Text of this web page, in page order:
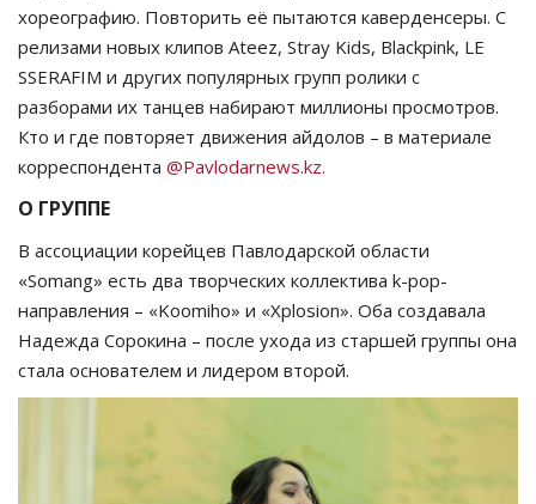
Язык
Қазақша Русский
хореографию. Повторить её пытаются каверденсеры. С
релизами новых клипов Ateez, Stray Kids, Blackpink, LE
SSERAFIM и других популярных групп ролики с
разборами их танцев набирают миллионы просмотров.
Кто и где повторяет движения айдолов – в материале
корреспондента @Pavlodarnews.kz.
О ГРУППЕ
В ассоциации корейцев Павлодарской области
«Somang» есть два творческих коллектива k-pop-
направления – «Koomiho» и «Xplosion». Оба создавала
Надежда Сорокина – после ухода из старшей группы она
стала основателем и лидером второй.